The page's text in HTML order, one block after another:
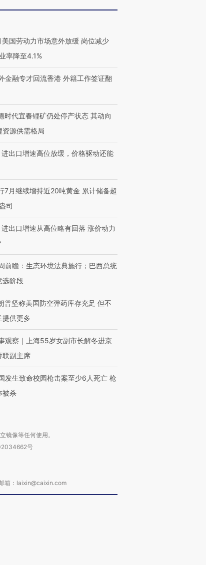
美国劳动力市场意外放缓 岗位减少
率降至4.1%
金融专才回流香港 外籍工作签证翻
时代宜春锂矿仍处停产状态 其动向
资源供需格局
出口增速高位放缓，价格驱动还能
7月继续增持近20吨黄金 累计储备超
司
出口增速从高位略有回落 涨价动力
前瞻：生态环境法典施行；巴西总统
选阶段
普坚称美国防空弹药库存充足 但不
提供更多
观察｜上海55岁女副市长解冬进京
联副主席
发生致命校园枪击案至少6人死亡 枪
被杀
镜像等任何使用。
号
箱：laixin@caixin.com